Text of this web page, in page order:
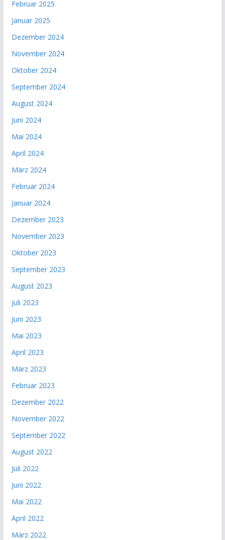
Februar 2025
Januar 2025
Dezember 2024
November 2024
Oktober 2024
September 2024
August 2024
Juni 2024
Mai 2024
April 2024
März 2024
Februar 2024
Januar 2024
Dezember 2023
November 2023
Oktober 2023
September 2023
August 2023
Juli 2023
Juni 2023
Mai 2023
April 2023
März 2023
Februar 2023
Dezember 2022
November 2022
September 2022
August 2022
Juli 2022
Juni 2022
Mai 2022
April 2022
März 2022